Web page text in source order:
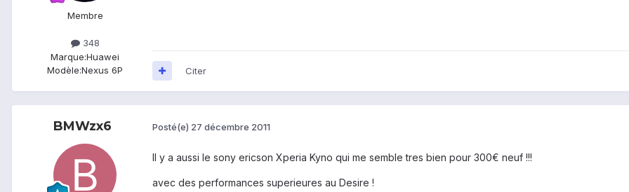
Membre
348
Marque:Huawei
Modèle:Nexus 6P Citer
BMWzx6 Posté(e) 27 décembre 2011
Il y a aussi le sony ericson Xperia Kyno qui me semble tres bien pour 300€ neuf !!!
avec des performances superieures au Desire !